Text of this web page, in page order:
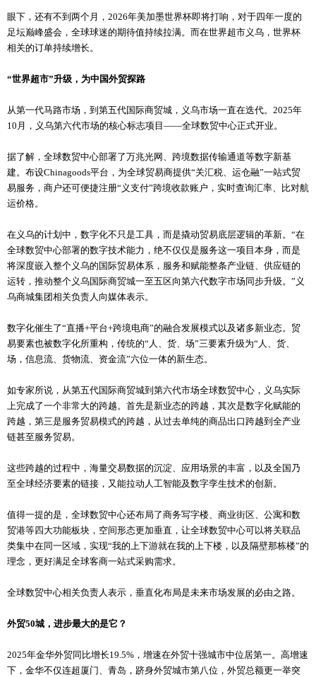
眼下，还有不到两个月，2026年美加墨世界杯即将打响，对于四年一度的
足坛巅峰盛会，全球球迷的期待值持续拉满。而在世界超市义乌，世界杯
相关的订单持续增长。
“世界超市”升级，为中国外贸探路
从第一代马路市场，到第五代国际商贸城，义乌市场一直在迭代。2025年
10月，义乌第六代市场的核心标志项目——全球数贸中心正式开业。
据了解，全球数贸中心部署了万兆光网、跨境数据传输通道等数字新基
建。布设Chinagoods平台，为全球贸易商提供“关汇税、运仓融”一站式贸
易服务，商户还可便捷注册“义支付”跨境收款账户，实时查询汇率、比对航
运价格。
在义乌的计划中，数字化不只是工具，而是撬动贸易底层逻辑的革新。“在
全球数贸中心部署的数字技术能力，绝不仅仅是服务这一项目本身，而是
将深度嵌入整个义乌的国际贸易体系，服务和赋能整条产业链、供应链的
运转，推动整个义乌国际商贸城一至五区向第六代数字市场同步升级。”义
乌商城集团相关负责人向媒体表示。
数字化催生了“直播+平台+跨境电商”的融合发展模式以及诸多新业态。贸
易要素也被数字化所重构，传统的“人、货、场”三要素升级为“人、货、
场，信息流、货物流、资金流”六位一体的新生态。
如专家所说，从第五代国际商贸城到第六代市场全球数贸中心，义乌实际
上完成了一个非常大的跨越。首先是新业态的跨越，其次是数字化赋能的
跨越，第三是服务贸易模式的跨越，从过去单纯的商品出口跨越到全产业
链甚至服务贸易。
这些跨越的过程中，海量交易数据的沉淀、应用场景的丰富，以及全国乃
至全球经济要素的链接，又能拉动人工智能及数字孪生技术的创新。
值得一提的是，全球数贸中心还布局了商务写字楼、商业街区、公寓和数
贸港等四大功能板块，空间形态更加垂直，让全球数贸中心可以将关联品
类集中在同一区域，实现“我的上下游就在我的上下楼，以及隔壁那栋楼”的
理念，更好满足全球客商一站式采购需求。
全球数贸中心相关负责人表示，垂直化布局是未来市场发展的必由之路。
外贸50城，进步最大的是它？
2025年金华外贸同比增长19.5%，增速在外贸十强城市中位居第一。高增速
下，金华不仅连超厦门、青岛，跻身外贸城市第八位，外贸总额更一举突